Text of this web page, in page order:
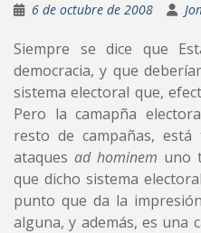
6 de octubre de 2008
Siempre se dice que
democracia, y que
sistema electoral que,
Pero la camapña
resto de campañas,
ataques ad hominem uno
que dicho sistema
punto que da la
alguna, y además, es una